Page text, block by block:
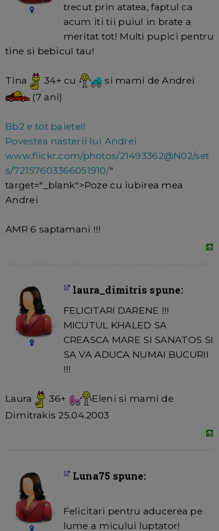
trecut prin atatea, faptul ca
acum iti tii puiul in brate a
meritat tot! Multi pupici pentru
tine si bebicul tau!
Tina 34+ cu
si mami de Andrei
(7 ani)
Bb2 e tot baietel!
Povestea nasterii lui Andrei
www.flickr.com/photos/21493362@N02/set
s/72157603366051910/"
target="_blank">Poze cu iubirea mea
Andrei
AMR 6 saptamani !!!
laura_dimitris spune:
FELICITARI DARENE !!!
MICUTUL KHALED SA
CREASCA MARE SI SANATOS SI
SA VA ADUCA NUMAI BUCURII
!!!
Laura 36+
Eleni si mami de
Dimitrakis 25.04.2003
Luna75 spune:
Felicitari pentru aducerea pe
lume a micului luptator!